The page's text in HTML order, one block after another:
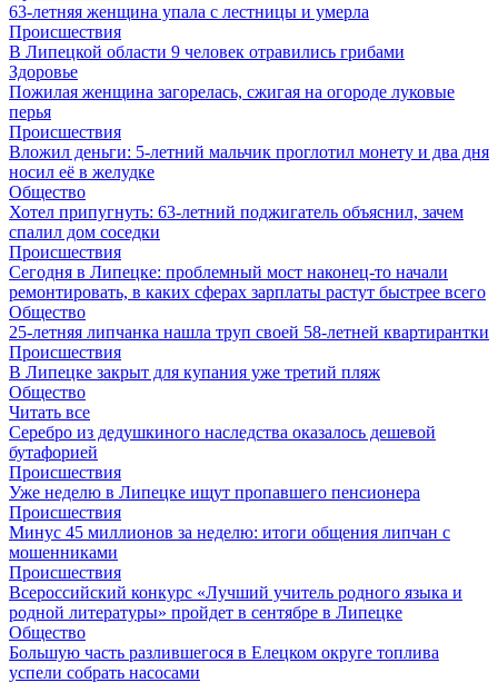
63-летняя женщина упала с лестницы и умерла
Происшествия
В Липецкой области 9 человек отравились грибами
Здоровье
Пожилая женщина загорелась, сжигая на огороде луковые
перья
Происшествия
Вложил деньги: 5-летний мальчик проглотил монету и два дня
носил её в желудке
Общество
Хотел припугнуть: 63-летний поджигатель объяснил, зачем
спалил дом соседки
Происшествия
Сегодня в Липецке: проблемный мост наконец-то начали
ремонтировать, в каких сферах зарплаты растут быстрее всего
Общество
25-летняя липчанка нашла труп своей 58-летней квартирантки
Происшествия
В Липецке закрыт для купания уже третий пляж
Общество
Читать все
Серебро из дедушкиного наследства оказалось дешевой
бутафорией
Происшествия
Уже неделю в Липецке ищут пропавшего пенсионера
Происшествия
Минус 45 миллионов за неделю: итоги общения липчан с
мошенниками
Происшествия
Всероссийский конкурс «Лучший учитель родного языка и
родной литературы» пройдет в сентябре в Липецке
Общество
Большую часть разлившегося в Елецком округе топлива
успели собрать насосами